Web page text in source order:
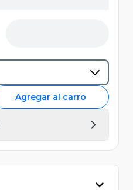
Agregar al carro